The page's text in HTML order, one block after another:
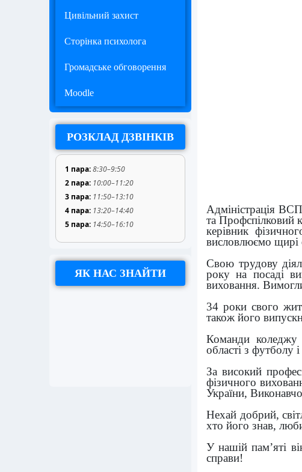
Цивільний захист
Сторінка психолога
Громадське обговорення
Moodle
РОЗКЛАД ДЗВІНКІВ
1 пара:8:30–9:50
2 пара: 10:00–11:20
3 пара: 11:50–13:10
4 пара: 13:20–14:40
5 пара: 14:50–16:10
ЯК НАС ЗНАЙТИ
Адміністрація
та Профспілковий
керівник
висловлюємо щирі
Свою трудову
року на посаді
виховання.
34 роки свого
також його
Команди коледжу
області з футболу
За високий
фізичного
України,
Нехай добрий,
хто його знав,
У нашій пам’яті
справи!